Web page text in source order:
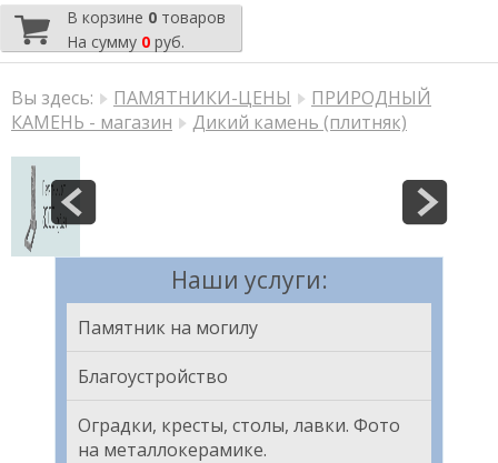
В корзине 0 товаров
На сумму 0 руб.
Вы здесь: ПАМЯТНИКИ-ЦЕНЫ
ПРИРОДНЫЙ
КАМЕНЬ - магазин
Дикий камень (плитняк)
Наши услуги:
Памятник на могилу
Благоустройство
Оградки, кресты, столы, лавки. Фото
на металлокерамике.